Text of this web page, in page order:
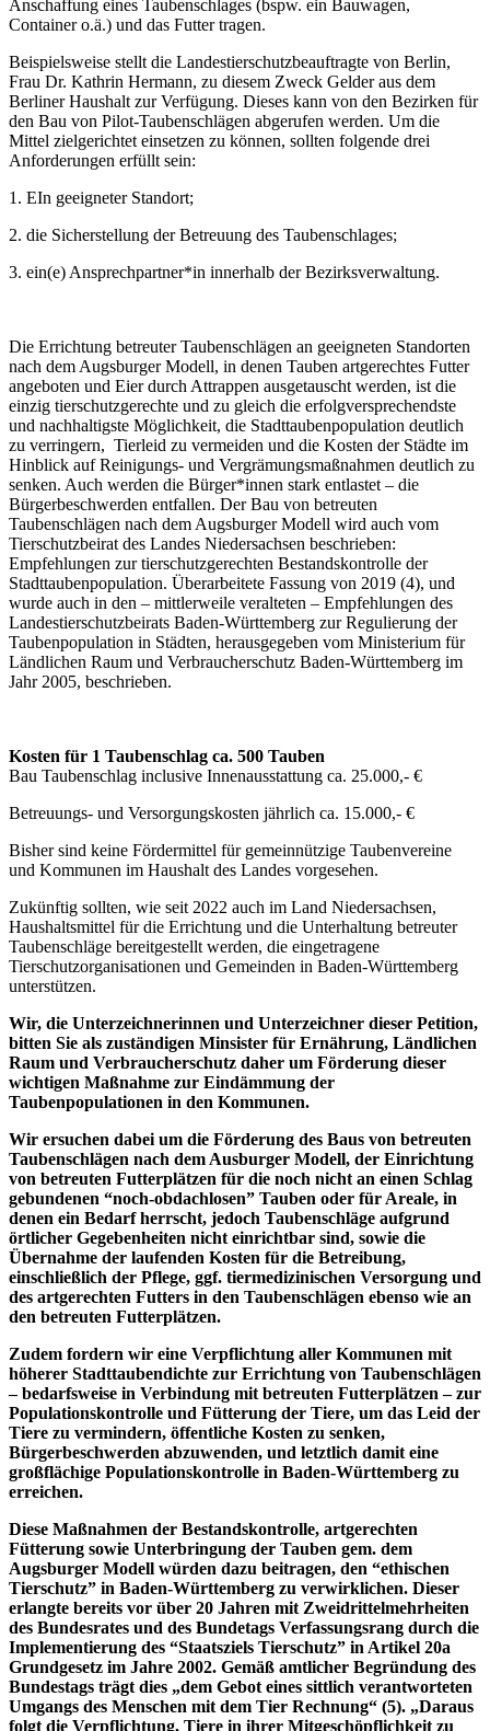
Anschaffung eines Taubenschlages (bspw. ein Bauwagen,
Container o.ä.) und das Futter tragen.
Beispielsweise stellt die Landestierschutzbeauftragte von Berlin,
Frau Dr. Kathrin Hermann, zu diesem Zweck Gelder aus dem
Berliner Haushalt zur Verfügung. Dieses kann von den Bezirken für
den Bau von Pilot-Taubenschlägen abgerufen werden. Um die
Mittel zielgerichtet einsetzen zu können, sollten folgende drei
Anforderungen erfüllt sein:
1. EIn geeigneter Standort;
2. die Sicherstellung der Betreuung des Taubenschlages;
3. ein(e) Ansprechpartner*in innerhalb der Bezirksverwaltung.
Die Errichtung betreuter Taubenschlägen an geeigneten Standorten
nach dem Augsburger Modell, in denen Tauben artgerechtes Futter
angeboten und Eier durch Attrappen ausgetauscht werden, ist die
einzig tierschutzgerechte und zu gleich die erfolgversprechendste
und nachhaltigste Möglichkeit, die Stadttaubenpopulation deutlich
zu verringern, Tierleid zu vermeiden und die Kosten der Städte im
Hinblick auf Reinigungs- und Vergrämungsmaßnahmen deutlich zu
senken. Auch werden die Bürger*innen stark entlastet – die
Bürgerbeschwerden entfallen. Der Bau von betreuten
Taubenschlägen nach dem Augsburger Modell wird auch vom
Tierschutzbeirat des Landes Niedersachsen beschrieben:
Empfehlungen zur tierschutzgerechten Bestandskontrolle der
Stadttaubenpopulation. Überarbeitete Fassung von 2019 (4), und
wurde auch in den – mittlerweile veralteten – Empfehlungen des
Landestierschutzbeirats Baden-Württemberg zur Regulierung der
Taubenpopulation in Städten, herausgegeben vom Ministerium für
Ländlichen Raum und Verbraucherschutz Baden-Württemberg im
Jahr 2005, beschrieben.
Kosten für 1 Taubenschlag ca. 500 Tauben
Bau Taubenschlag inclusive Innenausstattung ca. 25.000,- €
Betreuungs- und Versorgungskosten jährlich ca. 15.000,- €
Bisher sind keine Fördermittel für gemeinnützige Taubenvereine
und Kommunen im Haushalt des Landes vorgesehen.
Zukünftig sollten, wie seit 2022 auch im Land Niedersachsen,
Haushaltsmittel für die Errichtung und die Unterhaltung betreuter
Taubenschläge bereitgestellt werden, die eingetragene
Tierschutzorganisationen und Gemeinden in Baden-Württemberg
unterstützen.
Wir, die Unterzeichnerinnen und Unterzeichner dieser Petition,
bitten Sie als zuständigen Minsister für Ernährung, Ländlichen
Raum und Verbraucherschutz daher um Förderung dieser
wichtigen Maßnahme zur Eindämmung der
Taubenpopulationen in den Kommunen.
Wir ersuchen dabei um die Förderung des Baus von betreuten
Taubenschlägen nach dem Ausburger Modell, der Einrichtung
von betreuten Futterplätzen für die noch nicht an einen Schlag
gebundenen “noch-obdachlosen” Tauben oder für Areale, in
denen ein Bedarf herrscht, jedoch Taubenschläge aufgrund
örtlicher Gegebenheiten nicht einrichtbar sind, sowie die
Übernahme der laufenden Kosten für die Betreibung,
einschließlich der Pflege, ggf. tiermedizinischen Versorgung und
des artgerechten Futters in den Taubenschlägen ebenso wie an
den betreuten Futterplätzen.
Zudem fordern wir eine Verpflichtung aller Kommunen mit
höherer Stadttaubendichte zur Errichtung von Taubenschlägen
– bedarfsweise in Verbindung mit betreuten Futterplätzen – zur
Populationskontrolle und Fütterung der Tiere, um das Leid der
Tiere zu vermindern, öffentliche Kosten zu senken,
Bürgerbeschwerden abzuwenden, und letztlich damit eine
großflächige Populationskontrolle in Baden-Württemberg zu
erreichen.
Diese Maßnahmen der Bestandskontrolle, artgerechten
Fütterung sowie Unterbringung der Tauben gem. dem
Augsburger Modell würden dazu beitragen, den “ethischen
Tierschutz” in Baden-Württemberg zu verwirklichen. Dieser
erlangte bereits vor über 20 Jahren mit Zweidrittelmehrheiten
des Bundesrates und des Bundetags Verfassungsrang durch die
Implementierung des “Staatsziels Tierschutz” in Artikel 20a
Grundgesetz im Jahre 2002. Gemäß amtlicher Begründung des
Bundestags trägt dies „dem Gebot eines sittlich verantworteten
Umgangs des Menschen mit dem Tier Rechnung“ (5). „Daraus
folgt die Verpflichtung, Tiere in ihrer Mitgeschöpflichkeit zu